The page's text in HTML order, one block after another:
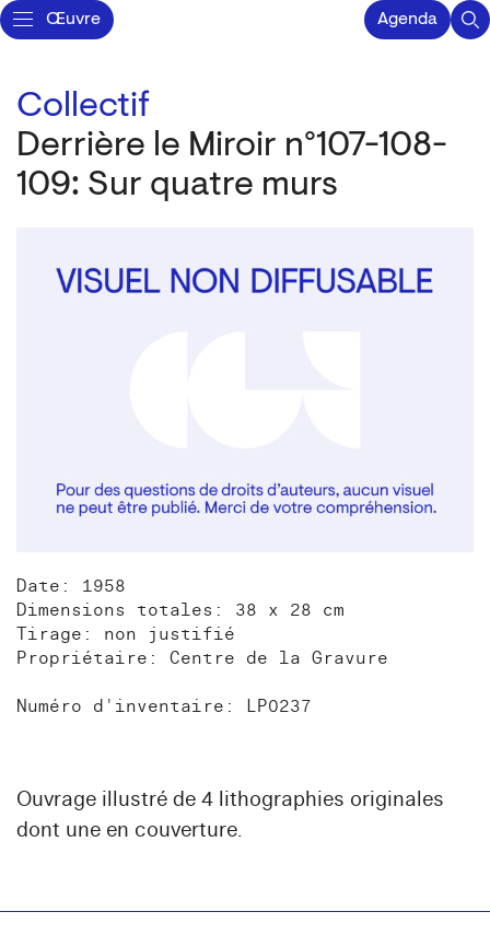
Œuvre Agenda
Collectif
Derrière le Miroir n°107-108-
109: Sur quatre murs
Date: 1958
Dimensions totales: 38 x 28 cm
Tirage: non justifié
Propriétaire: Centre de la Gravure
Numéro d'inventaire: LP0237
Ouvrage illustré de 4 lithographies originales
dont une en couverture.